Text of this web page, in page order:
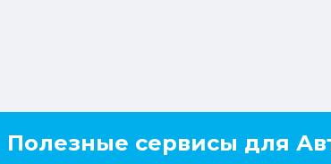
Полезные сервисы для